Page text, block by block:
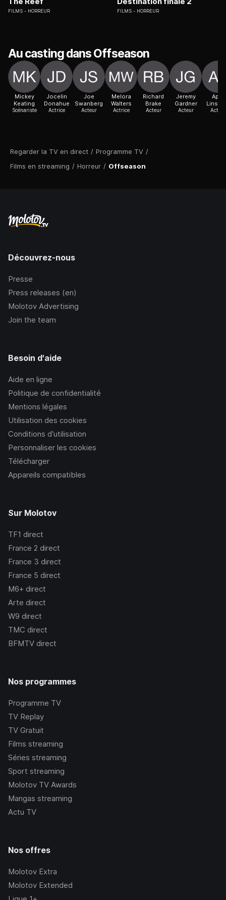
Regarder la TV en direct / Programme TV /
Films en streaming / Horreur / Offseason
FILMS HORREUR FILMS HORREUR
Au casting dans Offseason
Mickey
Keating
Scénariste
Jocelin
Donahue
Actrice
Joe
Swanberg
Acteur
Melora
Walters
Actrice
Richard
Brake
Acteur
Jeremy
Gardner
Acteur
April
Acteur
Découvrez-nous
Presse
Press releases (en)
Molotov Advertising
Join the team
Besoin d'aide
Aide en ligne
Politique de confidentialité
Mentions légales
Utilisation des cookies
Conditions d’utilisation
Personnaliser les cookies
Télécharger
Appareils compatibles
Sur Molotov
TF1 direct
France 2 direct
France 3 direct
France 5 direct
M6+ direct
Arte direct
W9 direct
TMC direct
BFMTV direct
Nos programmes
Programme TV
TV Replay
TV Gratuit
Films streaming
Séries streaming
Sport streaming
Molotov TV Awards
Mangas streaming
Actu TV
Nos offres
Molotov Extra
Molotov Extended